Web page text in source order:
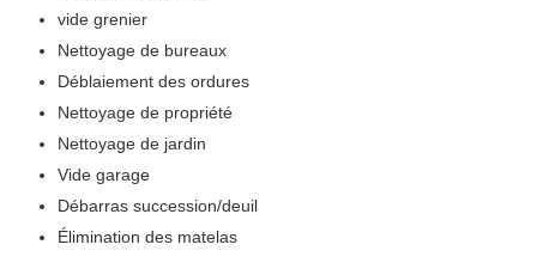
vide grenier
Nettoyage de bureaux
Déblaiement des ordures
Nettoyage de propriété
Nettoyage de jardin
Vide garage
Débarras succession/deuil
Élimination des matelas